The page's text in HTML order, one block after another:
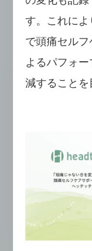
す。これに
で頭痛セル
よるパフォ
減することを